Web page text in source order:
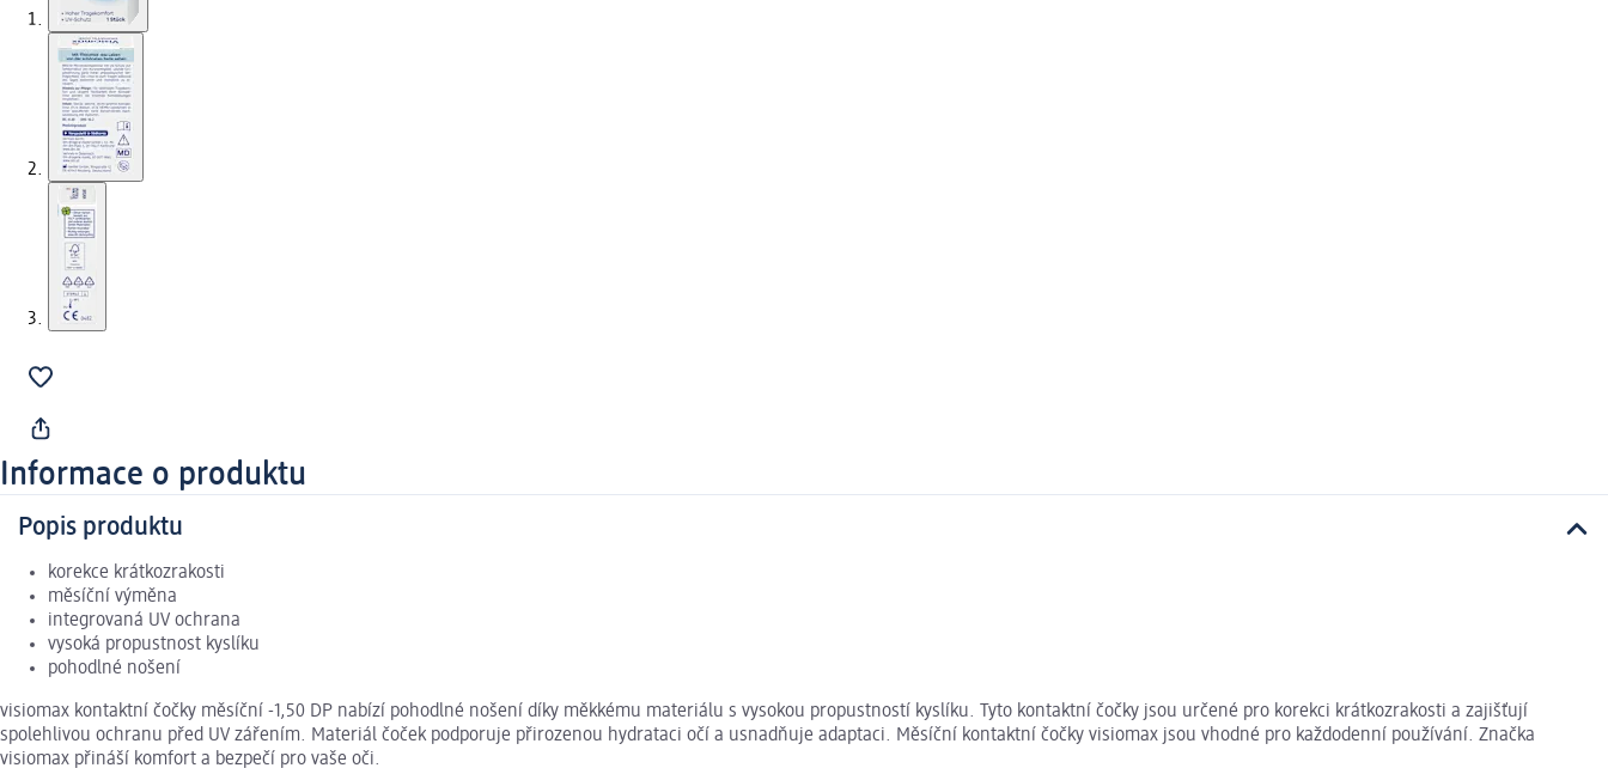
Informace o produktu
Popis produktu
korekce krátkozrakosti
měsíční výměna
integrovaná UV ochrana
vysoká propustnost kyslíku
pohodlné nošení
visiomax kontaktní čočky měsíční -1,50 DP nabízí pohodlné nošení díky měkkému materiálu s vysokou propustností kyslíku. Tyto kontaktní čočky jsou určené pro korekci krátkozrakosti a zajišťují
spolehlivou ochranu před UV zářením. Materiál čoček podporuje přirozenou hydrataci očí a usnadňuje adaptaci. Měsíční kontaktní čočky visiomax jsou vhodné pro každodenní používání. Značka
visiomax přináší komfort a bezpečí pro vaše oči.